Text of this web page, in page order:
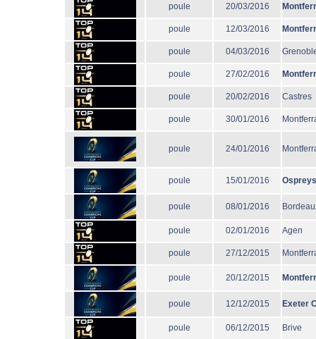
poule 20/03/2016
poule 12/03/2016
poule 04/03/2016
poule 27/02/2016
poule 20/02/2016 Castres
poule 30/01/2016
poule 24/01/2016
poule 15/01/2016 Ospreys
poule 08/01/2016
poule 02/01/2016 Agen
poule 27/12/2015
poule 20/12/2015
poule 12/12/2015 Exeter
poule 06/12/2015 Brive